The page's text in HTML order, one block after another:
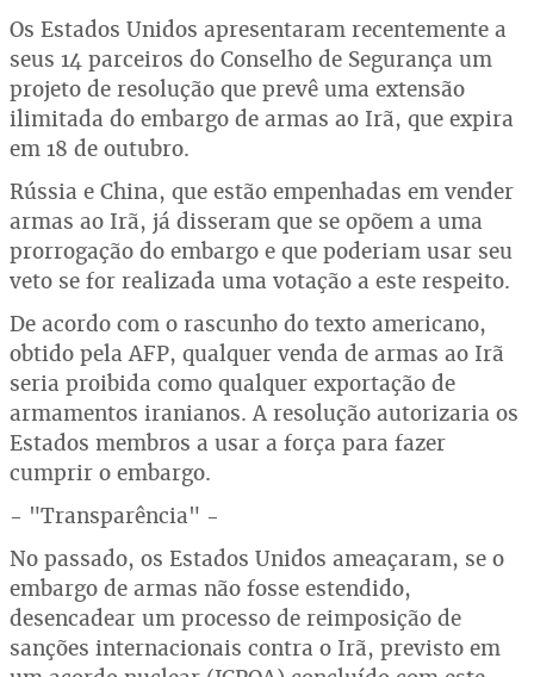
Os Estados Unidos apresentaram recentemente a
seus 14 parceiros do Conselho de Segurança um
projeto de resolução que prevê uma extensão
ilimitada do embargo de armas ao Irã, que expira
em 18 de outubro.
Rússia e China, que estão empenhadas em vender
armas ao Irã, já disseram que se opõem a uma
prorrogação do embargo e que poderiam usar seu
veto se for realizada uma votação a este respeito.
De acordo com o rascunho do texto americano,
obtido pela AFP, qualquer venda de armas ao Irã
seria proibida como qualquer exportação de
armamentos iranianos. A resolução autorizaria os
Estados membros a usar a força para fazer
cumprir o embargo.
- "Transparência" -
No passado, os Estados Unidos ameaçaram, se o
embargo de armas não fosse estendido,
desencadear um processo de reimposição de
sanções internacionais contra o Irã, previsto em